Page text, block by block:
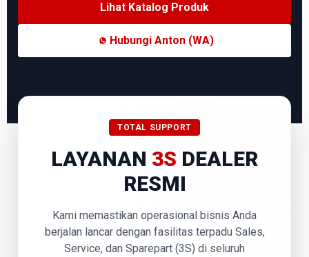
Lihat Katalog Produk
Hubungi Anton (WA)
TOTAL SUPPORT
LAYANAN 3S DEALER
RESMI
Kami memastikan operasional bisnis Anda
berjalan lancar dengan fasilitas terpadu Sales,
Service, dan Sparepart (3S) di seluruh